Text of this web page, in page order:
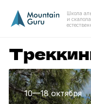
Школа
и
10—18 октября